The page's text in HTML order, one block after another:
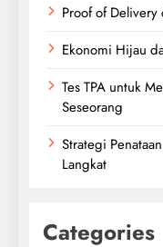
Proof of
Ekonomi Hijau
Tes TPA untuk
Seseorang
Strategi
Langkat
Categories